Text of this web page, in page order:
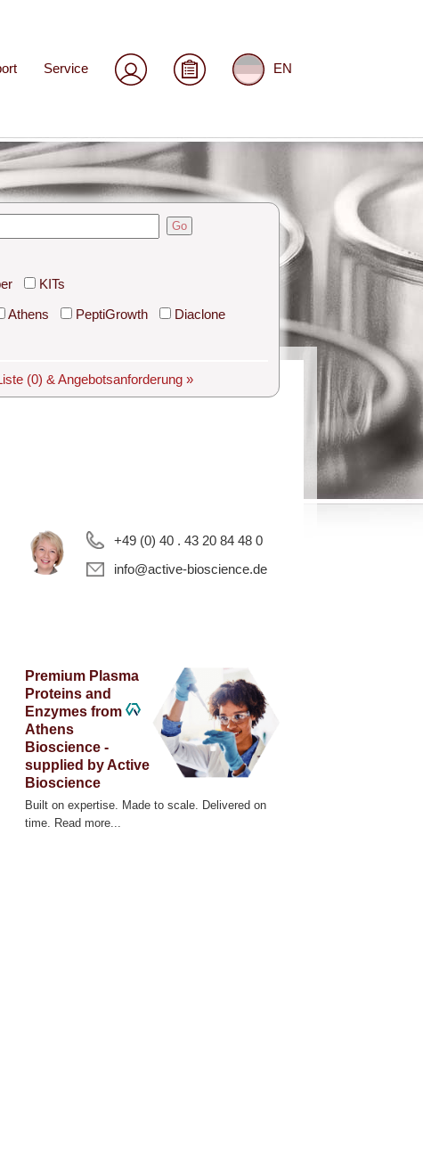
Service EN
Go
KITs
Athens PeptiGrowth
Diaclone
(0) & Angebotsanforderung »
+49 (0) 40 . 43 20 84 48 0
info@active-bioscience.de
Premium Plasma
Proteins and
Enzymes from
Athens
Bioscience -
supplied by Active
Bioscience
Built on expertise. Made to scale. Delivered on
time. Read more...